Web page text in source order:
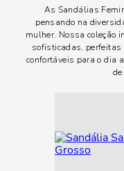
As Sandálias
pensando na
mulher. Nossa coleção
sofisticadas, perfeitas
confortáveis para o dia